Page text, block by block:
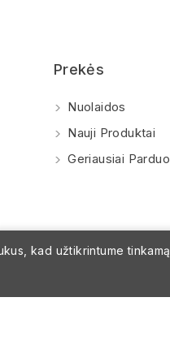
Prekės
Nuolaidos
Nauji Produktai
Geriausiai
kad užtikrintume